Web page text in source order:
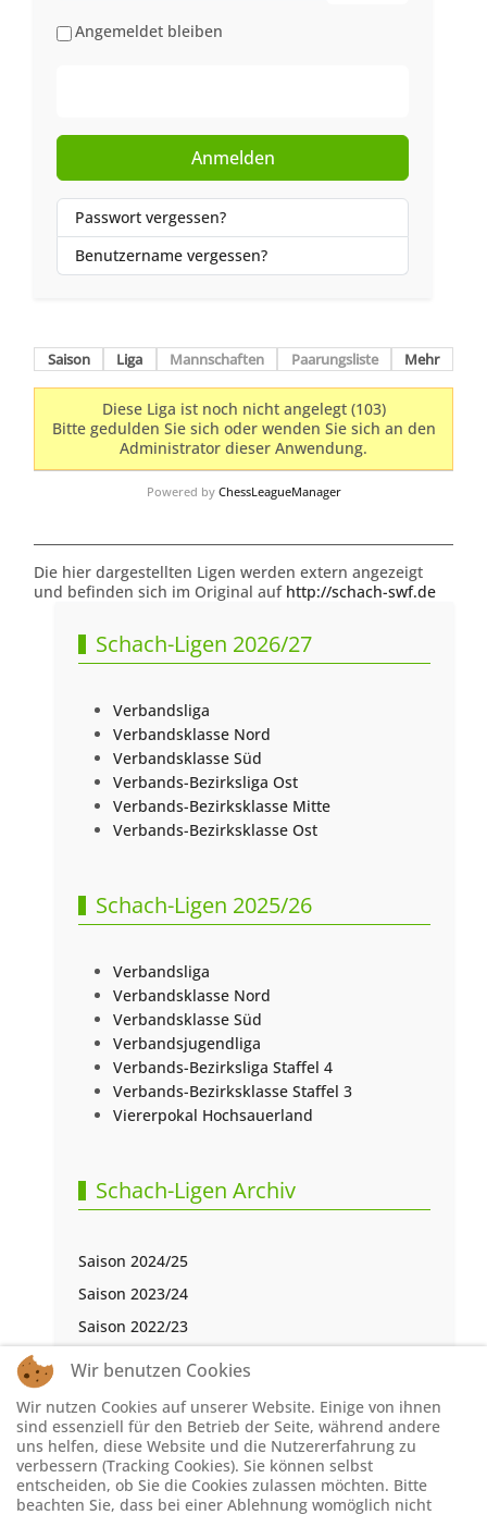
Angemeldet bleiben
Anmelden
Passwort vergessen?
Benutzername vergessen?
Saison Liga Mannschaften Paarungsliste Mehr
Diese Liga ist noch nicht angelegt (103)
Bitte gedulden Sie sich oder wenden Sie sich an den
Administrator dieser Anwendung.
Powered by ChessLeagueManager
Die hier dargestellten Ligen werden extern angezeigt
und befinden sich im Original auf http://schach-swf.de
Schach-Ligen 2026/27
Verbandsliga
Verbandsklasse Nord
Verbandsklasse Süd
Verbands-Bezirksliga Ost
Verbands-Bezirksklasse Mitte
Verbands-Bezirksklasse Ost
Schach-Ligen 2025/26
Verbandsliga
Verbandsklasse Nord
Verbandsklasse Süd
Verbandsjugendliga
Verbands-Bezirksliga Staffel 4
Verbands-Bezirksklasse Staffel 3
Viererpokal Hochsauerland
Schach-Ligen Archiv
Saison 2024/25
Saison 2023/24
Saison 2022/23
Saison 2021/22
Saison 2019/20
Saison 2018/19
Saison 2017/18
Wir benutzen Cookies
Wir nutzen Cookies auf unserer Website. Einige von ihnen
sind essenziell für den Betrieb der Seite, während andere
uns helfen, diese Website und die Nutzererfahrung zu
verbessern (Tracking Cookies). Sie können selbst
entscheiden, ob Sie die Cookies zulassen möchten. Bitte
beachten Sie, dass bei einer Ablehnung womöglich nicht